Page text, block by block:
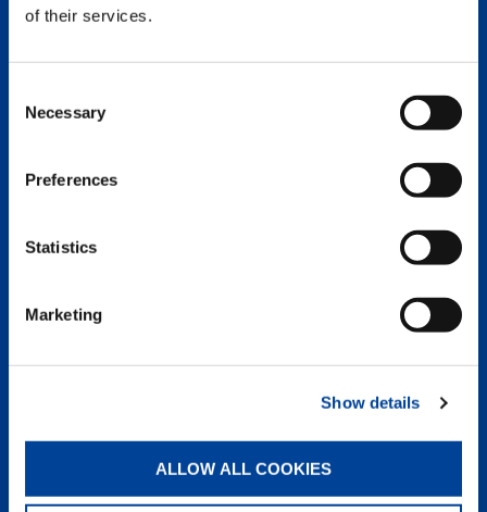
of their services.
Selection
Necessary
Preferences
Statistics
Marketing
Show details
ALLOW ALL COOKIES
NOUVEAUX PRODUITS
OCTOPLUS 30